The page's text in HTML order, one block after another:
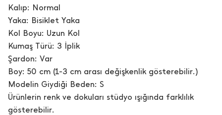
Kalıp: Normal
Yaka: Bisiklet Yaka
Kol Boyu: Uzun Kol
Kumaş Türü: 3 İplik
Şardon: Var
Boy: 50 cm (1-3 cm arası değişkenlik gösterebilir.)
Modelin Giydiği Beden: S
Ürünlerin renk ve dokuları stüdyo ışığında farklılık
gösterebilir.